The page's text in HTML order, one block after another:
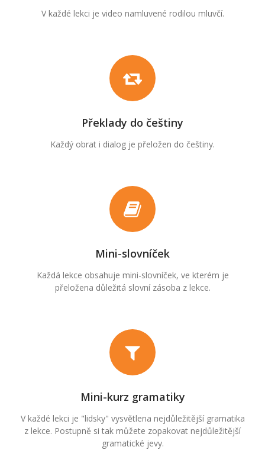
V každé lekci je video namluvené rodilou mluvčí.
Překlady do češtiny
Každý obrat i dialog je přeložen do češtiny.
Mini-slovníček
Každá lekce obsahuje mini-slovníček, ve kterém je
přeložena důležitá slovní zásoba z lekce.
Mini-kurz gramatiky
V každé lekci je "lidsky" vysvětlena nejdůležitější gramatika
z lekce. Postupně si tak můžete zopakovat nejdůležitější
gramatické jevy.